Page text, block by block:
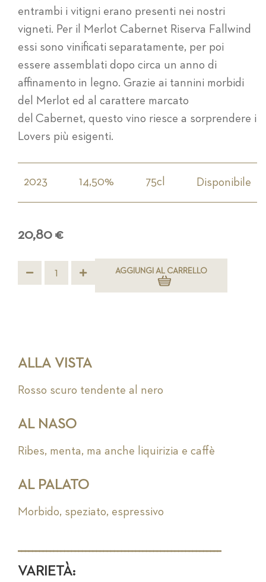
entrambi i vitigni erano presenti nei nostri
vigneti. Per il Merlot Cabernet Riserva Fallwind
essi sono vinificati separatamente, per poi
essere assemblati dopo circa un anno di
affinamento in legno. Grazie ai tannini morbidi
del Merlot ed al carattere marcato
del Cabernet, questo vino riesce a sorprendere i
Lovers più esigenti.
2023 14,50% 75cl Disponibile
20,80 €
AGGIUNGI AL CARRELLO
ALLA VISTA
Rosso scuro tendente al nero
AL NASO
Ribes, menta, ma anche liquirizia e caffè
AL PALATO
Morbido, speziato, espressivo
VARIETÀ: